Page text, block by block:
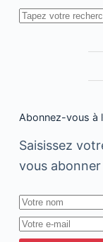
Rechercher
Abonnez-vous à
Saisissez
vous